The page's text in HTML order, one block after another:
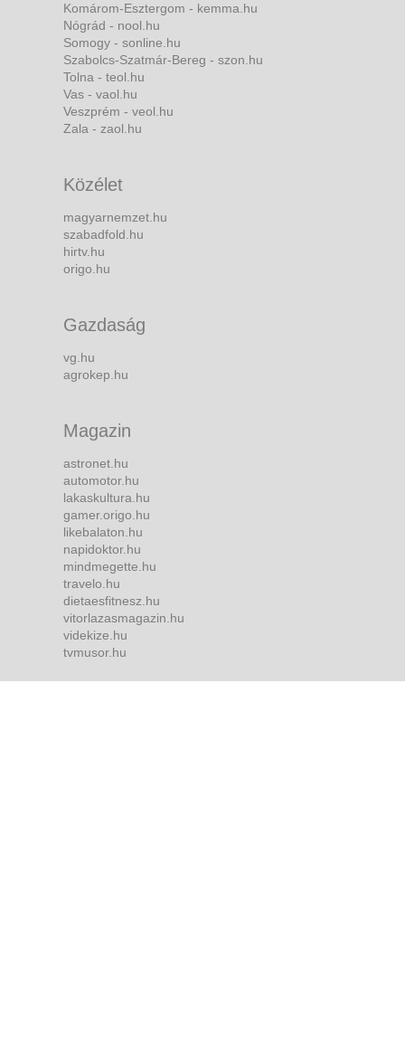
Komárom-Esztergom - kemma.hu
Nógrád - nool.hu
Somogy - sonline.hu
Szabolcs-Szatmár-Bereg - szon.hu
Tolna - teol.hu
Vas - vaol.hu
Veszprém - veol.hu
Zala - zaol.hu
Közélet
magyarnemzet.hu
szabadfold.hu
hirtv.hu
origo.hu
Gazdaság
vg.hu
agrokep.hu
Magazin
astronet.hu
automotor.hu
lakaskultura.hu
gamer.origo.hu
likebalaton.hu
napidoktor.hu
mindmegette.hu
travelo.hu
dietaesfitnesz.hu
vitorlazasmagazin.hu
videkize.hu
tvmusor.hu